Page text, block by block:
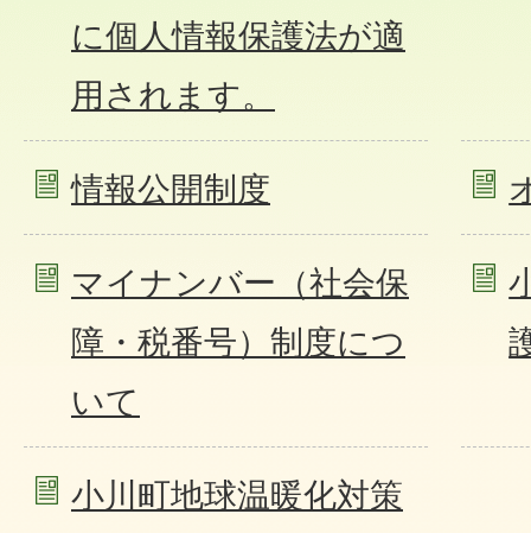
に個人情報保護法が適
用されます。
情報公開制度
マイナンバー（社会保
障・税番号）制度につ
いて
小川町地球温暖化対策